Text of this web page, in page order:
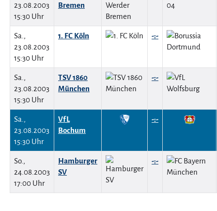
23.08.2003
15:30 Uhr
Bremen
Sa.,
23.08.2003
15:30 Uhr
1. FC Köln -:-
Sa.,
23.08.2003
15:30 Uhr
TSV 1860
München
-:-
Sa.,
23.08.2003
15:30 Uhr
VfL
Bochum
-:-
So.,
24.08.2003
17:00 Uhr
Hamburger
SV
-:-